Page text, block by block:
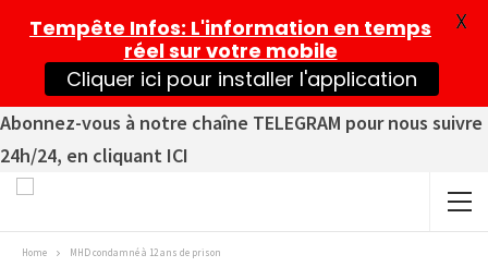
Abonnez-vous à notre chaîne TELEGRAM pour nous suivre
24h/24, en cliquant ICI
Home MHD condamné à 12 ans de prison
Tempête Infos: L'information en temps
réel sur votre mobile
Cliquer ici pour installer l'application
X